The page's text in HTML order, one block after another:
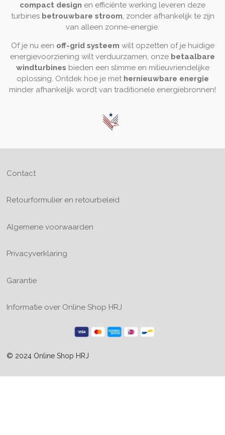
compact design en efficiënte werking leveren deze
turbines betrouwbare stroom, zonder afhankelijk te zijn
van alleen zonne-energie.
Of je nu een off-grid systeem wilt opzetten of je huidige
energievoorziening wilt verduurzamen, onze betaalbare
windturbines bieden een slimme en milieuvriendelijke
oplossing. Ontdek hoe je met hernieuwbare energie
minder afhankelijk wordt van traditionele energiebronnen!
Contact
Retourformulier en retourbeleid
Algemene voorwaarden
Privacyverklaring
Garantie
Informatie over Online Shop HRJ
© 2024 Online Shop HRJ